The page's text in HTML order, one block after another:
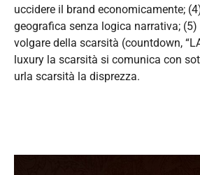
uccidere il brand economicamente;
geografica senza logica narrativa;
volgare della scarsità (countdown,
luxury la scarsità si comunica con
urla scarsità la disprezza.